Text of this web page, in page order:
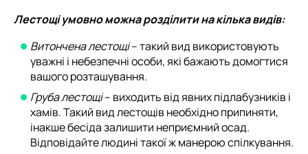
Лестощі умовно можна розділити на кілька видів:
Витончена лестощі– такий вид використовують
уважні і небезпечні особи, які бажають домогтися
вашого розташування.
Груба лестощі– виходить від явних підлабузників і
хамів. Такий вид лестощів необхідно припиняти,
інакше бесіда залишити неприємний осад.
Відповідайте людині такої ж манерою спілкування.